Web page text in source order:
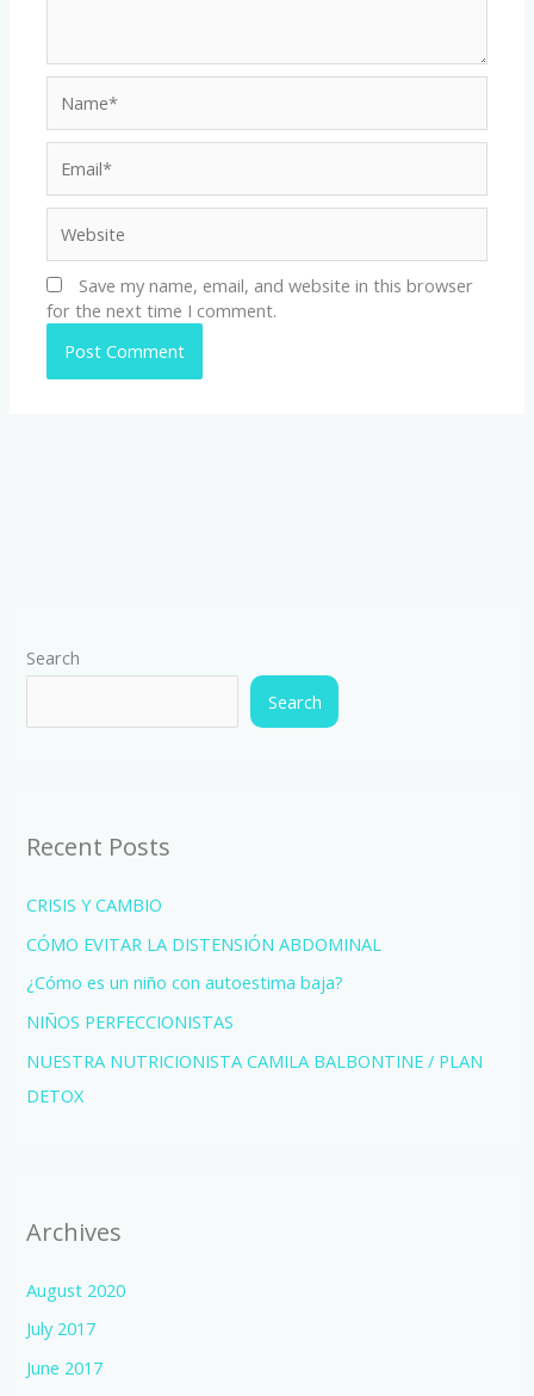
Save my name, email, and website in this browser
for the next time I comment.
Search
Search
Recent Posts
CRISIS Y CAMBIO
CÓMO EVITAR LA DISTENSIÓN ABDOMINAL
¿Cómo es un niño con autoestima baja?
NIÑOS PERFECCIONISTAS
NUESTRA NUTRICIONISTA CAMILA BALBONTINE / PLAN
DETOX
Archives
August 2020
July 2017
June 2017